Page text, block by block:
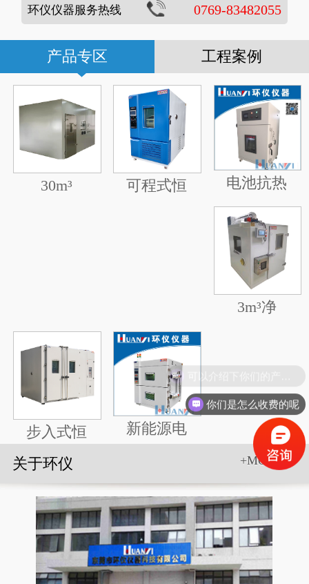
环仪仪器服务热线 0769-83482055
产品专区 工程案例
30m³ 可程式恒 电池抗热
3m³净
步入式恒 新能源电
+MORE>>
关于环仪
你们是怎么收费的呢